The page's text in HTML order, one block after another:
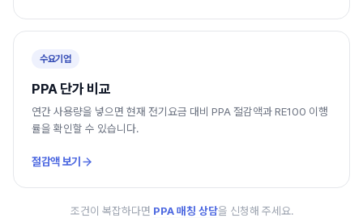
수요기업
PPA 단가 비교
연간 사용량을 넣으면 현재 전기요금 대비 PPA 절감액과 RE100 이행
률을 확인할 수 있습니다.
절감액 보기
조건이 복잡하다면 PPA 매칭 상담을 신청해 주세요.